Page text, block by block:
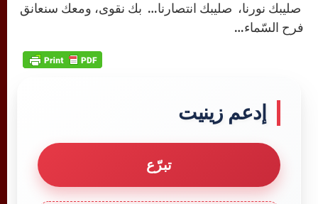
صليبك نورنا، صليبك انتصارنا… بك نقوى، ومعك سنعانق
فرح السّماء…
إدعم زينيت
تبرّع